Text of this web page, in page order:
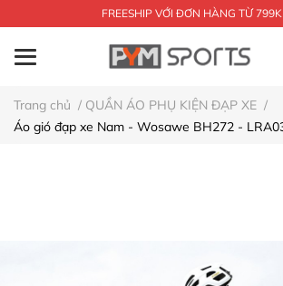
FREESHIP VỚI ĐƠN HÀNG TỪ 799K
Trang chủ / QUẦN ÁO PHỤ KIỆN ĐẠP XE /
Áo gió đạp xe Nam - Wosawe BH272 -